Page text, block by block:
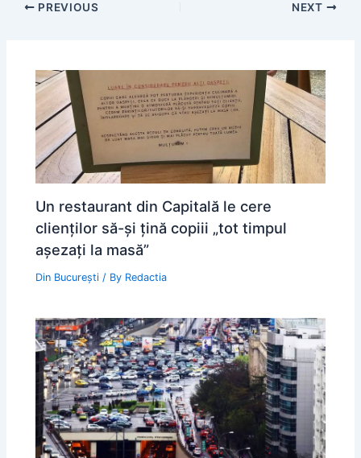
PREVIOUS NEXT
Un restaurant din Capitală le cere
clienților să-și țină copiii „tot timpul
așezați la masă”
Din București / By Redactia